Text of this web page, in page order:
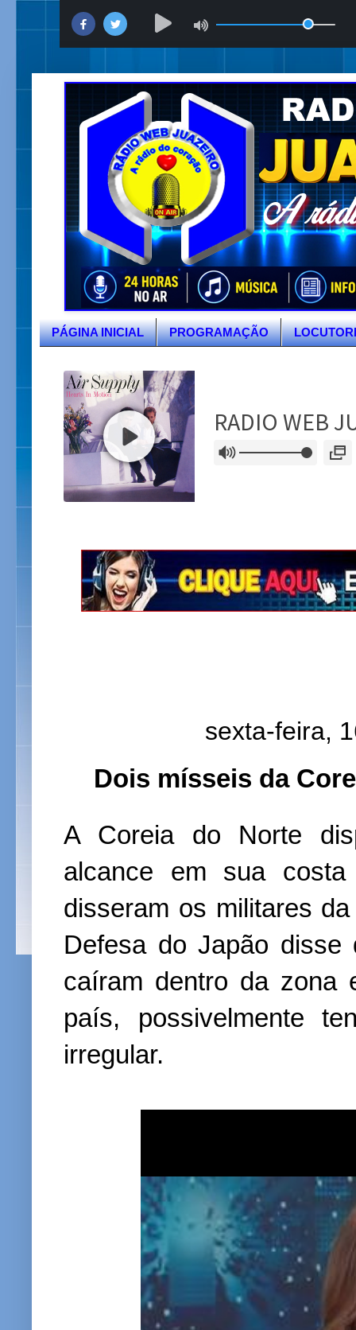
PÁGINA INICIAL PROGRAMAÇÃO
sexta-feira,
Dois mísseis da
A Coreia do Norte
alcance em sua
disseram os militares
Defesa do Japão
caíram dentro da zona
país, possivelmente
irregular.